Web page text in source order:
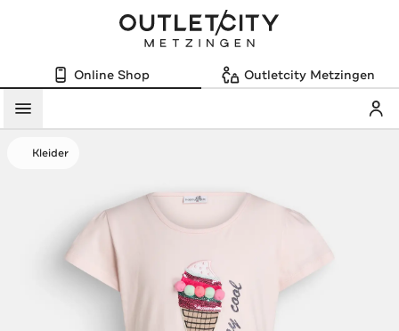
Online Shop Outletcity Metzingen
Menü
Kleider